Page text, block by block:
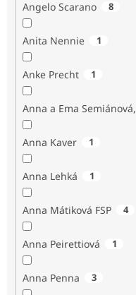
Angelo Scarano 8
Anita Nennie 1
Anke Precht 1
Anna a Ema Semiánová,
Anna Kaver 1
Anna Lehká 1
Anna Mátiková FSP 4
Anna Peirettiová 1
Anna Penna 3